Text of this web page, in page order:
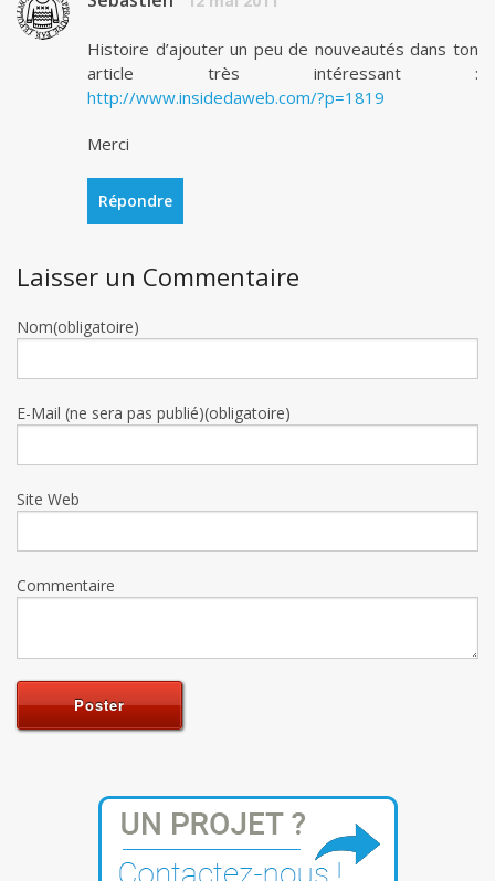
Histoire d’ajouter un peu de nouveautés dans ton
article très intéressant :
http://www.insidedaweb.com/?p=1819
Merci
Répondre
Laisser un Commentaire
Nom(obligatoire)
E-Mail (ne sera pas publié)(obligatoire)
Site Web
Commentaire